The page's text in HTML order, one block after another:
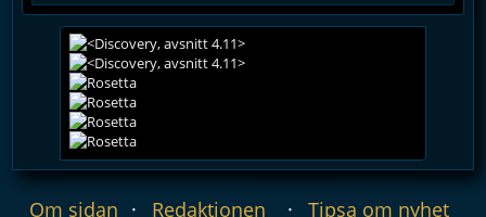
Om sidan Redaktionen Tipsa om nyhet